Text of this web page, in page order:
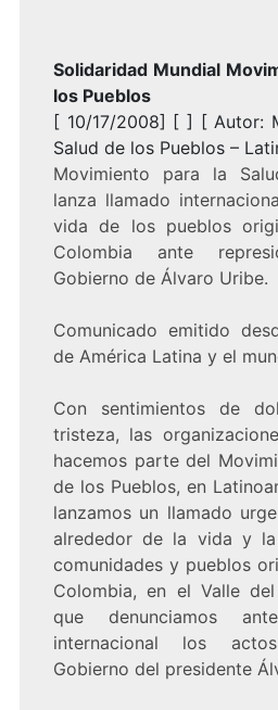
Solidaridad Mundial
los Pueblos
[ 10/17/2008] [ ] [ Autor:
Salud de los Pueblos –
Movimiento para la
lanza llamado
vida de los pueblos
Colombia ante
Gobierno de Álvaro Uribe.
Comunicado emitido
de América Latina y el
Con sentimientos de
tristeza, las
hacemos parte del
de los Pueblos, en
lanzamos un llamado
alrededor de la vida y
comunidades y pueblos
Colombia, en el Valle
que denunciamos
internacional los
Gobierno del presidente